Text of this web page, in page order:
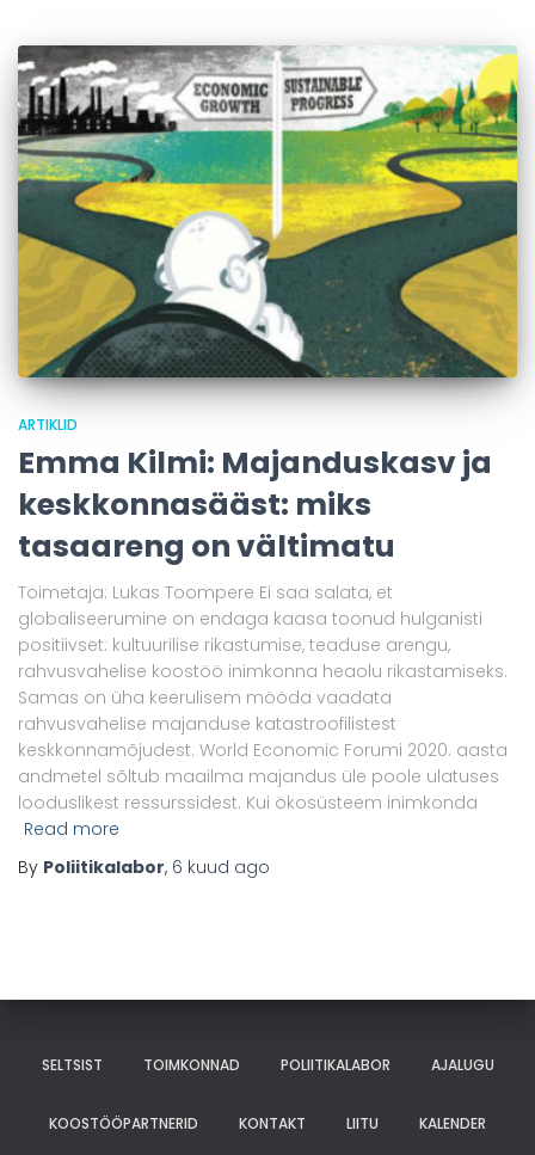
ARTIKLID
Emma Kilmi: Majanduskasv ja
keskkonnasääst: miks
tasaareng on vältimatu
Toimetaja: Lukas Toompere Ei saa salata, et
globaliseerumine on endaga kaasa toonud hulganisti
positiivset: kultuurilise rikastumise, teaduse arengu,
rahvusvahelise koostöö inimkonna heaolu rikastamiseks.
Samas on üha keerulisem mööda vaadata
rahvusvahelise majanduse katastroofilistest
keskkonnamõjudest. World Economic Forumi 2020. aasta
andmetel sõltub maailma majandus üle poole ulatuses
looduslikest ressurssidest. Kui ökosüsteem inimkonda
Read more
By Poliitikalabor, 6 kuud ago
SELTSIST TOIMKONNAD POLIITIKALABOR AJALUGU
KOOSTÖÖPARTNERID KONTAKT LIITU KALENDER